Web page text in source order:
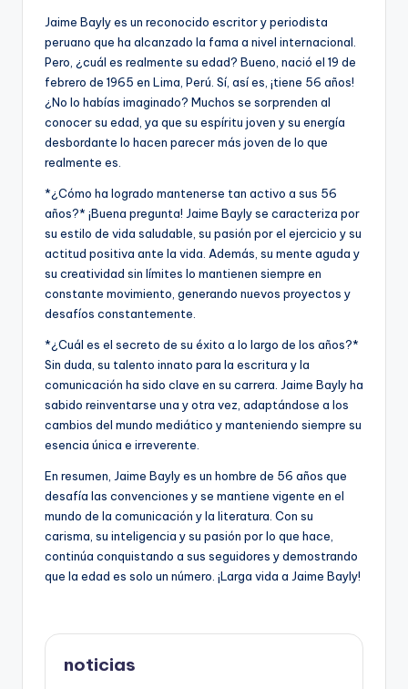
Jaime Bayly es un reconocido escritor y periodista
peruano que ha alcanzado la fama a nivel internacional.
Pero, ¿cuál es realmente su edad? Bueno, nació el 19 de
febrero de 1965 en Lima, Perú. Sí, así es, ¡tiene 56 años!
¿No lo habías imaginado? Muchos se sorprenden al
conocer su edad, ya que su espíritu joven y su energía
desbordante lo hacen parecer más joven de lo que
realmente es.
*¿Cómo ha logrado mantenerse tan activo a sus 56
años?* ¡Buena pregunta! Jaime Bayly se caracteriza por
su estilo de vida saludable, su pasión por el ejercicio y su
actitud positiva ante la vida. Además, su mente aguda y
su creatividad sin límites lo mantienen siempre en
constante movimiento, generando nuevos proyectos y
desafíos constantemente.
*¿Cuál es el secreto de su éxito a lo largo de los años?*
Sin duda, su talento innato para la escritura y la
comunicación ha sido clave en su carrera. Jaime Bayly ha
sabido reinventarse una y otra vez, adaptándose a los
cambios del mundo mediático y manteniendo siempre su
esencia única e irreverente.
En resumen, Jaime Bayly es un hombre de 56 años que
desafía las convenciones y se mantiene vigente en el
mundo de la comunicación y la literatura. Con su
carisma, su inteligencia y su pasión por lo que hace,
continúa conquistando a sus seguidores y demostrando
que la edad es solo un número. ¡Larga vida a Jaime Bayly!
noticias